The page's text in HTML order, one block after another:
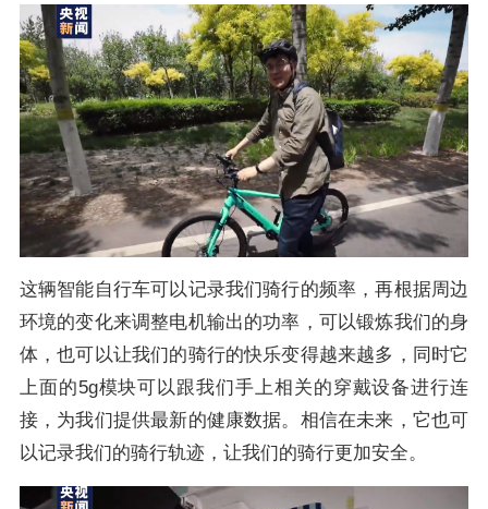
这辆智能自行车可以记录我们骑行的频率，再根据周边
环境的变化来调整电机输出的功率，可以锻炼我们的身
体，也可以让我们的骑行的快乐变得越来越多，同时它
上面的5g模块可以跟我们手上相关的穿戴设备进行连
接，为我们提供最新的健康数据。相信在未来，它也可
以记录我们的骑行轨迹，让我们的骑行更加安全。